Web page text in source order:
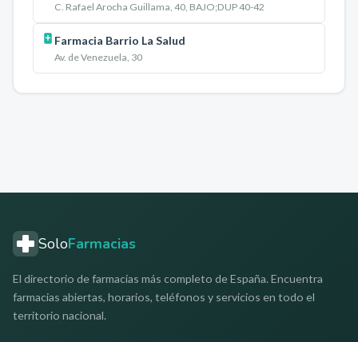
C. Rafael Arocha Guillama, 40, BAJO;DUP 40-42
Farmacia Barrio La Salud
Av. de Venezuela, 30
SoloFarmacias
El directorio de farmacias más completo de España. Encuentra
farmacias abiertas, horarios, teléfonos y servicios en todo el
territorio nacional.